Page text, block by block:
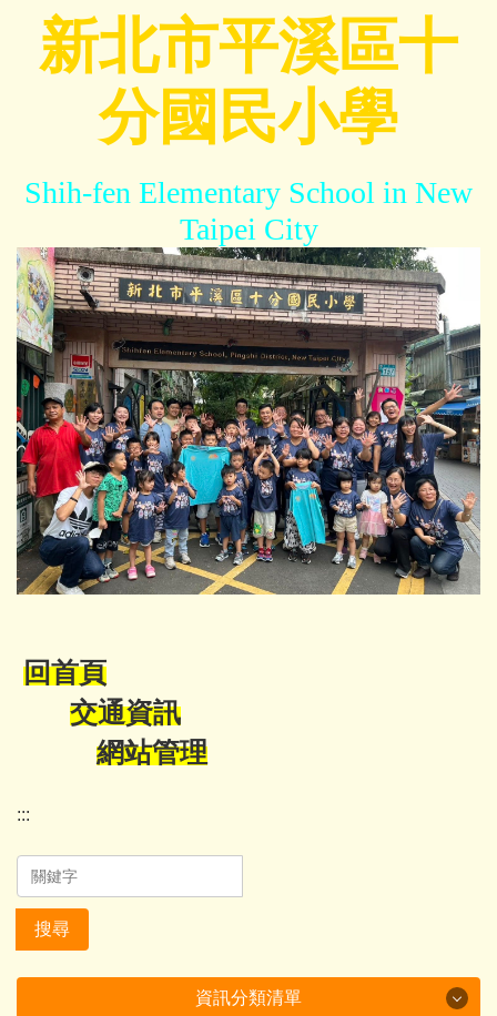
新北市平溪區十
分國民小學
Shih-fen Elementary School in New
Taipei City
回首頁
交通資訊
網站管理
:::
搜尋
資訊分類清單